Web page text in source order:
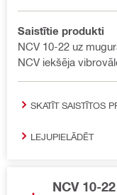
Saistītie produkti
NCV 10-22 uz
NCV iekšēja
SKATĪT SAISTĪTOS
LEJUPIELĀDĒT
NCV 10-